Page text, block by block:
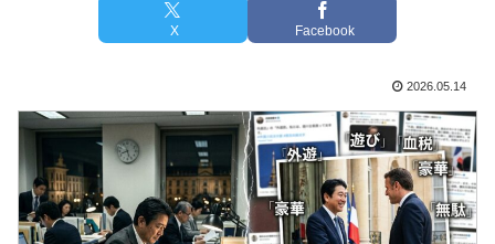
X Facebook
2026.05.14